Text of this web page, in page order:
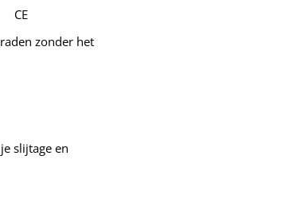
CE
zonder het
slijtage en